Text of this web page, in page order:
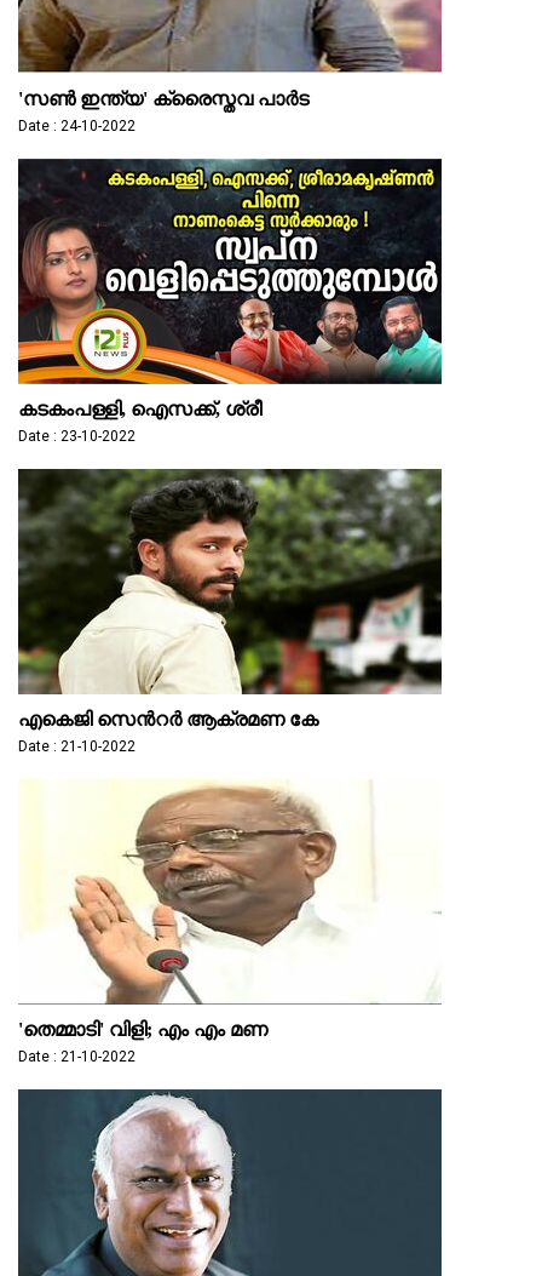
'സൺ ഇന്ത്യ' ക്രൈസ്തവ പാർട
Date : 24-10-2022
കടകംപള്ളി, ഐസക്ക്, ശ്രീ
Date : 23-10-2022
എകെജി സെന്‍റര്‍ ആക്രമണ കേ
Date : 21-10-2022
'തെമ്മാടി' വിളി; എം എം മണ
Date : 21-10-2022